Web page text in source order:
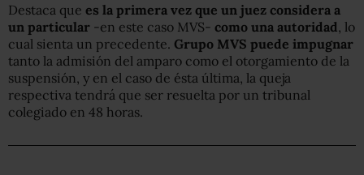
Destaca que es la primera vez que un juez considera a
un particular -en este caso MVS- como una autoridad , lo
cual sienta un precedente. Grupo MVS puede impugnar
tanto la admisión del amparo como el otorgamiento de la
suspensión, y en el caso de ésta última, la queja
respectiva tendrá que ser resuelta por un tribunal
colegiado en 48 horas.